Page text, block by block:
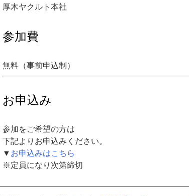
厚木ヤクルト本社
参加費
無料（事前申込制）
お申込み
参加をご希望の方は
下記よりお申込みください。
▼ お申込みはこちら
※定員になり次第締切